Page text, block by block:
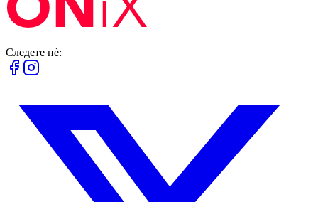
Следете нè: